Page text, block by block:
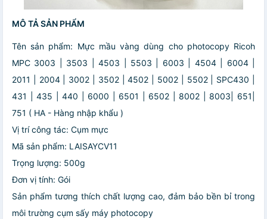
MÔ TẢ SẢN PHẨM
Tên sản phẩm: Mực mầu vàng dùng cho photocopy Ricoh
MPC 3003 | 3503 | 4503 | 5503 | 6003 | 4504 | 6004 |
2011 | 2004 | 3002 | 3502 | 4502 | 5002 | 5502 | SPC430 |
431 | 435 | 440 | 6000 | 6501 | 6502 | 8002 | 8003| 651|
751 ( HA - Hàng nhập khẩu )
Vị trí công tác: Cụm mực
Mã sản phẩm: LAISAYCV11
Trọng lượng: 500g
Đơn vị tính: Gói
Sản phẩm tương thích chất lượng cao, đảm bảo bền bỉ trong
môi trường cụm sấy máy photocopy